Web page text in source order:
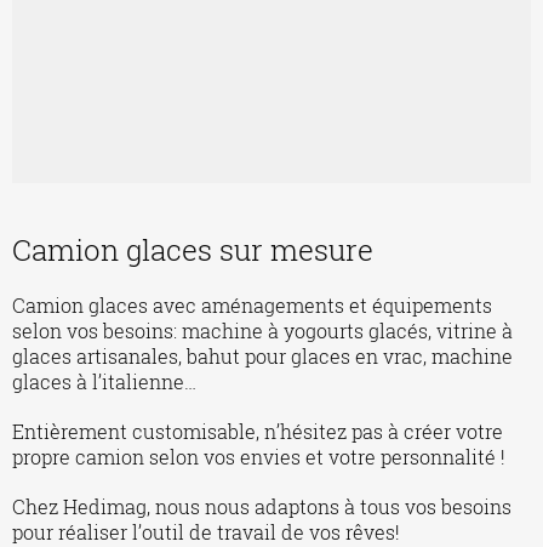
Camion glaces sur mesure
Camion glaces avec aménagements et équipements
selon vos besoins: machine à yogourts glacés, vitrine à
glaces artisanales, bahut pour glaces en vrac, machine
glaces à l’italienne…
Entièrement customisable, n’hésitez pas à créer votre
propre camion selon vos envies et votre personnalité !
Chez Hedimag, nous nous adaptons à tous vos besoins
pour réaliser l’outil de travail de vos rêves!